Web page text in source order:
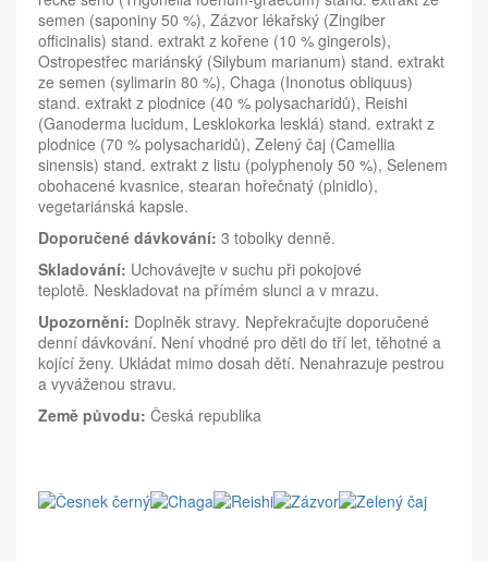
semen (saponiny 50 %), Zázvor lékařský (Zingiber
officinalis) stand. extrakt z kořene (10 % gingerols),
Ostropestřec mariánský (Silybum marianum) stand. extrakt
ze semen (sylimarin 80 %), Chaga (Inonotus obliquus)
stand. extrakt z plodnice (40 % polysacharidů), Reishi
(Ganoderma lucidum, Lesklokorka lesklá) stand. extrakt z
plodnice (70 % polysacharidů), Zelený čaj (Camellia
sinensis) stand. extrakt z listu (polyphenoly 50 %), Selenem
obohacené kvasnice, stearan hořečnatý (plnidlo),
vegetariánská kapsle.
Doporučené dávkování: 3 tobolky denně.
Skladování: Uchovávejte v suchu při pokojové
teplotě. Neskladovat na přímém slunci a v mrazu.
Upozornění: Doplněk stravy. Nepřekračujte doporučené
denní dávkování. Není vhodné pro děti do tří let, těhotné a
kojící ženy. Ukládat mimo dosah dětí. Nenahrazuje pestrou
a vyváženou stravu.
Země původu: Česká republika